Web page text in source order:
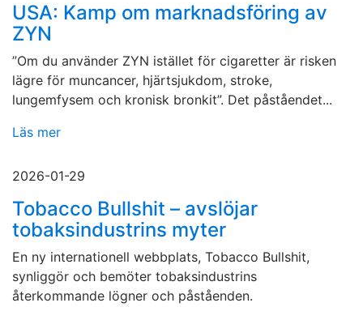
USA: Kamp om marknadsföring av
ZYN
”Om du använder ZYN istället för cigaretter är risken
lägre för muncancer, hjärtsjukdom, stroke,
lungemfysem och kronisk bronkit”. Det påståendet...
Läs mer
2026-01-29
Tobacco Bullshit – avslöjar
tobaksindustrins myter
En ny internationell webbplats, Tobacco Bullshit,
synliggör och bemöter tobaksindustrins
återkommande lögner och påståenden.